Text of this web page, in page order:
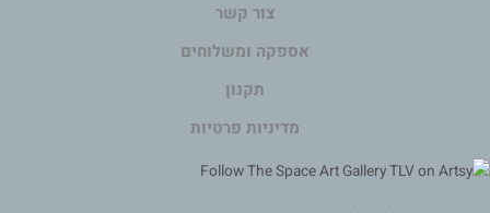
צור קשר
אספקה ומשלוחים
תקנון
מדיניות פרטיות